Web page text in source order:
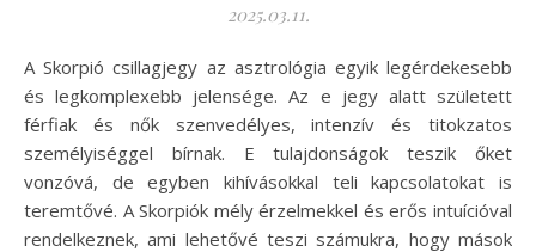
2025.03.11.
A Skorpió csillagjegy az asztrológia egyik legérdekesebb
és legkomplexebb jelensége. Az e jegy alatt született
férfiak és nők szenvedélyes, intenzív és titokzatos
személyiséggel bírnak. E tulajdonságok teszik őket
vonzóvá, de egyben kihívásokkal teli kapcsolatokat is
teremtővé. A Skorpiók mély érzelmekkel és erős intuícióval
rendelkeznek, ami lehetővé teszi számukra, hogy mások